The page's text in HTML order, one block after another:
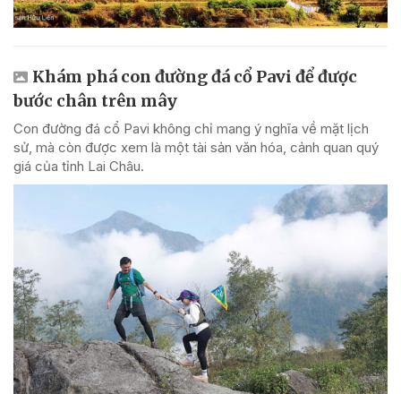
Khám phá con đường đá cổ Pavi để được
bước chân trên mây
Con đường đá cổ Pavi không chỉ mang ý nghĩa về mặt lịch
sử, mà còn được xem là một tài sản văn hóa, cảnh quan quý
giá của tỉnh Lai Châu.